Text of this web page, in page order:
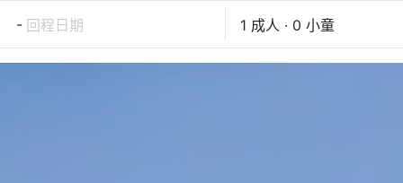
- 回程日期 1 成人 · 0 小童